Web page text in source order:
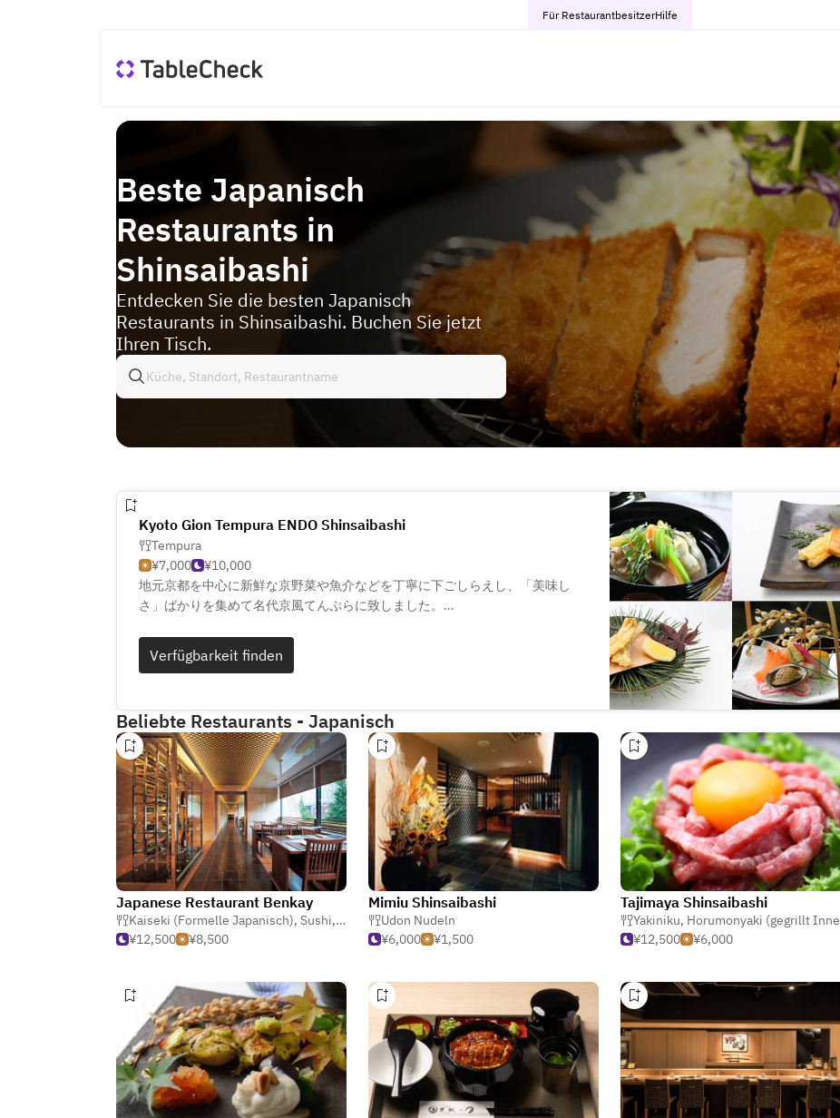
Für RestaurantbesitzerHilfe
Beste Japanisch
Restaurants in
Shinsaibashi
Entdecken Sie die besten Japanisch
Restaurants in Shinsaibashi. Buchen Sie jetzt
Ihren Tisch.
Kyoto Gion Tempura ENDO Shinsaibashi
Tempura
¥7,000
¥10,000
地元京都を中心に新鮮な京野菜や魚介などを丁寧に下ごしらえし、「美味し
さ」ばかりを集めて名代京風てんぷらに致しました。
いきます。
名代の京風天ぷらを、京都の四季の彩りと共にお楽しみ下さい。
Verfügbarkeit finden
Beliebte Restaurants - Japanisch
Japanese Restaurant Benkay
Kaiseki (Formelle Japanisch), Sushi, Japanisch
¥12,500
¥8,500
Mimiu Shinsaibashi
Udon Nudeln
¥6,000
¥1,500
Tajimaya Shinsaibashi
Yakiniku, Horumonyaki (gegrillt Innereien)
¥12,500
¥6,000